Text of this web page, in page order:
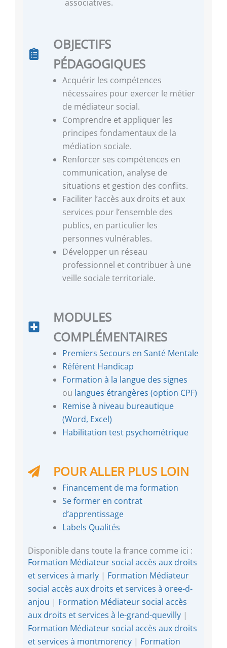
associatives.
OBJECTIFS
PÉDAGOGIQUES
Acquérir les compétences
nécessaires pour exercer le métier
de médiateur social.
Comprendre et appliquer les
principes fondamentaux de la
médiation sociale.
Renforcer ses compétences en
communication, analyse de
situations et gestion des conflits.
Faciliter l’accès aux droits et aux
services pour l’ensemble des
publics, en particulier les
personnes vulnérables.
Développer un réseau
professionnel et contribuer à une
veille sociale territoriale.
MODULES
COMPLÉMENTAIRES
Premiers Secours en Santé Mentale
Référent Handicap
Formation à la langue des signes
ou langues étrangères (option CPF)
Remise à niveau bureautique
(Word, Excel)
Habilitation test psychométrique
POUR ALLER PLUS LOIN
Financement de ma formation
Se former en contrat
d’apprentissage
Labels Qualités
Disponible dans toute la france comme ici :
Formation Médiateur social accès aux droits
et services à marly | Formation Médiateur
social accès aux droits et services à oree-d-
anjou | Formation Médiateur social accès
aux droits et services à le-grand-quevilly |
Formation Médiateur social accès aux droits
et services à montmorency | Formation